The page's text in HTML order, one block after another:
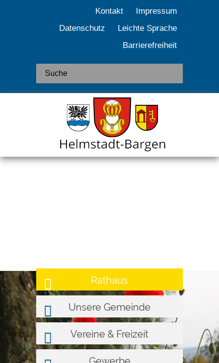
Kontakt
Impressum
Datenschutz
Leichte Sprache
Barrierefreiheit
Rathaus
Unsere Gemeinde
Vereine & Freizeit